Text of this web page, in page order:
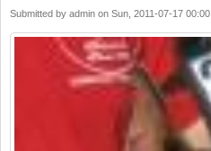
Submitted by admin on Sun, 2011-07-17 00:00